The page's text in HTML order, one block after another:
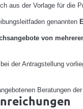
aus der Vorlage für die
genannten
von
der Antragstellung
Beratungen